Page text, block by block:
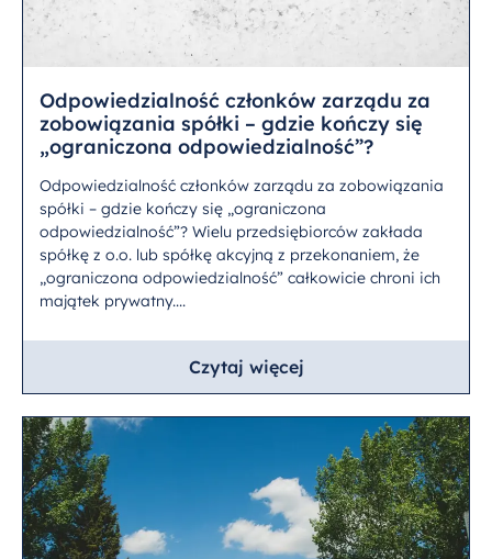
Odpowiedzialność członków zarządu za
zobowiązania spółki – gdzie kończy się
„ograniczona odpowiedzialność”?
Odpowiedzialność członków zarządu za zobowiązania
spółki – gdzie kończy się „ograniczona
odpowiedzialność”? Wielu przedsiębiorców zakłada
spółkę z o.o. lub spółkę akcyjną z przekonaniem, że
„ograniczona odpowiedzialność” całkowicie chroni ich
majątek prywatny....
Czytaj więcej